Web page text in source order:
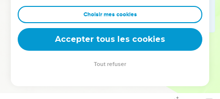
Mais tout cela ne me sert de rien, aussi longtemps que je
vois Mardochée, le Juif, assis à la porte du roi.
Et Zéresh, sa femme, et tous ses amis lui dirent : Qu'on
prépare un bois, haut de cinquante coudées ; et au matin,
parle au roi, pour qu'on y pende Mardochée ; et va-t'en
Choisir mes cookies
Accepter tous les cookies
Tout refuser